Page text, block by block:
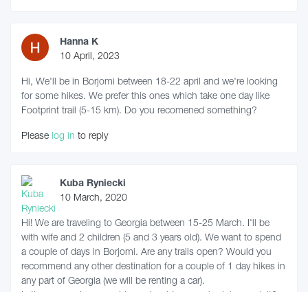
Hanna K
10 April, 2023
Hi, We'll be in Borjomi between 18-22 april and we're looking
for some hikes. We prefer this ones which take one day like
Footprint trail (5-15 km). Do you recomened something?
Please log in to reply
Kuba Ryniecki
10 March, 2020
Hi! We are traveling to Georgia between 15-25 March. I'll be
with wife and 2 children (5 and 3 years old). We want to spend
a couple of days in Borjomi. Are any trails open? Would you
recommend any other destination for a couple of 1 day hikes in
any part of Georgia (we will be renting a car).